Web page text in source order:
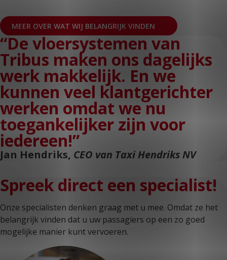
MEER OVER WAT WIJ BELANGRIJK VINDEN
“De vloersystemen van
Tribus maken ons dagelijks
werk makkelijk. En we
kunnen veel klantgerichter
werken omdat we nu
toegankelijker zijn voor
iedereen!”
Jan Hendriks, CEO van Taxi Hendriks NV
Spreek direct een specialist!
Onze specialisten denken graag met u mee. Omdat ze het
belangrijk vinden dat u uw passagiers op een zo goed
mogelijke manier kunt vervoeren.